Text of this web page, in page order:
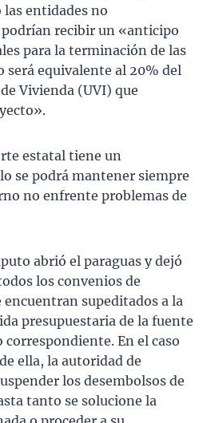
entidades no
recibir un «anticipo
para la terminación de las
será equivalente al 20% del
Vivienda (UVI) que
estatal tiene un
se podrá mantener siempre
no enfrente problemas de
abrió el paraguas y dejó
los convenios de
supeditados a la
presupuestaria de la fuente
En el caso
ella, la autoridad de
los desembolsos de
tanto se solucione la